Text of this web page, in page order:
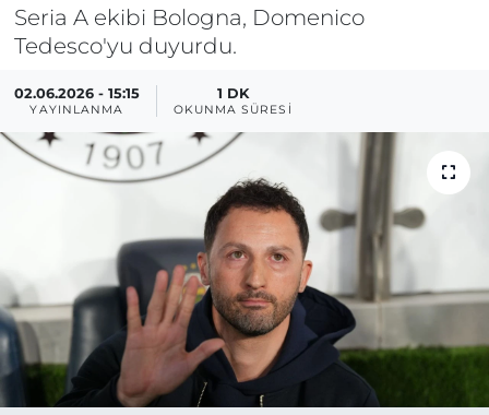
Seria A ekibi Bologna, Domenico
Tedesco'yu duyurdu.
02.06.2026 - 15:15
YAYINLANMA
1 DK
OKUNMA SÜRESI
ÖZEL HABER
Son Dakika Haberleri
Haber Arşivi